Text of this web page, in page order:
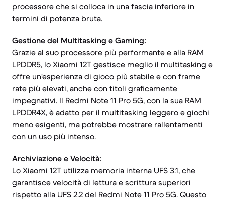
processore che si colloca in una fascia inferiore in
termini di potenza bruta.
Gestione del Multitasking e Gaming:
Grazie al suo processore più performante e alla RAM
LPDDR5, lo Xiaomi 12T gestisce meglio il multitasking e
offre un'esperienza di gioco più stabile e con frame
rate più elevati, anche con titoli graficamente
impegnativi. Il Redmi Note 11 Pro 5G, con la sua RAM
LPDDR4X, è adatto per il multitasking leggero e giochi
meno esigenti, ma potrebbe mostrare rallentamenti
con un uso più intenso.
Archiviazione e Velocità:
Lo Xiaomi 12T utilizza memoria interna UFS 3.1, che
garantisce velocità di lettura e scrittura superiori
rispetto alla UFS 2.2 del Redmi Note 11 Pro 5G. Questo